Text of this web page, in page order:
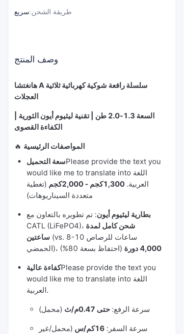
طريقة الشحن:سريع
وصف المنتج
هانغتشا A سلسلة رافعة شوكية كهربائية ثلاثية
العجلات
السعة 1.3-2.0 طن | تقنية ليثيوم أيون الثورية |
الكفاءة القصوى
🔥 المواصفات الرئيسية
سعة التحميلPlease provide the text you
would like me to translate into اللغة
العربية. 1,300كجم - 2,000كجم
(تغطية
متعددة السيناريوهات)
بطارية ليثيوم أيون: تم تطويره بالتعاون مع
CATL (LiFePO4)، شحن كامل لمدة
ساعتين (vs. 8-10 ساعات للرصاص
الحمضي)،
4,000 دورة (احتفاظ بسعة 80%)
كفاءة عاليةPlease provide the text you
would like me to translate into اللغة
العربية.
سرعة الرفع: حتى 0.47م/ث (محمل)
سرعة السفر: 16كم/س
(محمل/غير